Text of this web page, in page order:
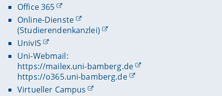
Office 365
Online-Dienste
(Studierendenkanzlei)
UnivIS
Uni-Webmail:
https://mailex.uni-bamberg.de
https://o365.uni-bamberg.de
Virtueller Campus